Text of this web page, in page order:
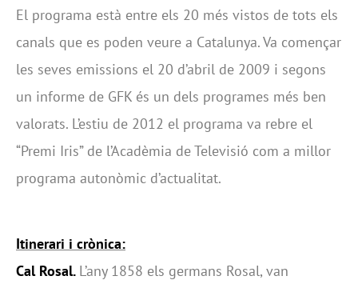
El programa està entre els 20 més vistos de tots els
canals que es poden veure a Catalunya. Va començar
les seves emissions el 20 d’abril de 2009 i segons
un informe de GFK és un dels programes més ben
valorats. L’estiu de 2012 el programa va rebre el
“Premi Iris” de l’Acadèmia de Televisió com a millor
programa autonòmic d’actualitat.
Itinerari i crònica:
Cal Rosal. L’any 1858 els germans Rosal, van